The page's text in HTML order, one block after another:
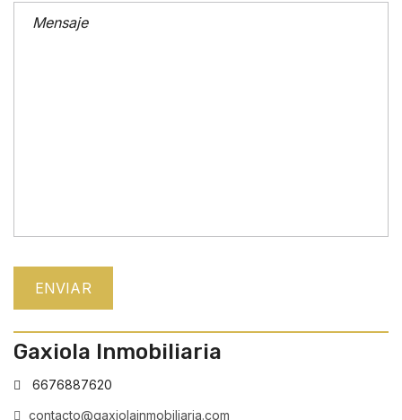
Gaxiola Inmobiliaria
6676887620
contacto@gaxiolainmobiliaria.com